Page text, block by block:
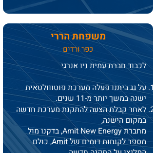
משפחת הררי
כפר ורדים
לכבוד חברת עמית ניו אנרגי
על גג ביתנו פעלה מערכת פוטווולטאית
ישנה במשך יותר מ-11 שנים.
לאחר קבלת הצעה להתקנת מערכת חדשה
במקום הישנה,
מחברת Amit New Energy, בדקנו מול
מספר לקוחות דומים של Amit, כולם